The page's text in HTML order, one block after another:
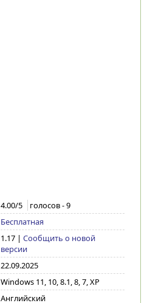
4.00/5 голосов -9
Бесплатная
1.17| Сообщить о новой
версии
22.09.2025
Windows 11, 10, 8.1, 8, 7, XP
Английский